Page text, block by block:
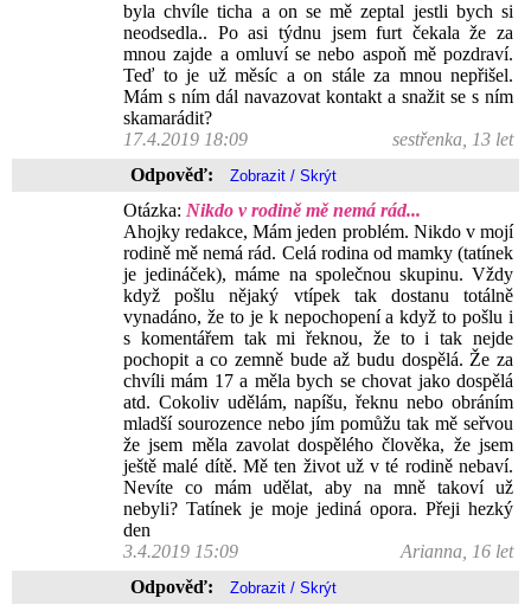
byla chvíle ticha a on se mě zeptal jestli bych si
neodsedla.. Po asi týdnu jsem furt čekala že za
mnou zajde a omluví se nebo aspoň mě pozdraví.
Teď to je už měsíc a on stále za mnou nepřišel.
Mám s ním dál navazovat kontakt a snažit se s ním
skamarádit?
17.4.2019 18:09
sestřenka, 13 let
Odpověď:
Otázka: Nikdo v rodině mě nemá rád...
Ahojky redakce, Mám jeden problém. Nikdo v mojí
rodině mě nemá rád. Celá rodina od mamky (tatínek
je jedináček), máme na společnou skupinu. Vždy
když pošlu nějaký vtípek tak dostanu totálně
vynadáno, že to je k nepochopení a když to pošlu i
s komentářem tak mi řeknou, že to i tak nejde
pochopit a co zemně bude až budu dospělá. Že za
chvíli mám 17 a měla bych se chovat jako dospělá
atd. Cokoliv udělám, napíšu, řeknu nebo obráním
mladší sourozence nebo jím pomůžu tak mě seřvou
že jsem měla zavolat dospělého člověka, že jsem
ještě malé dítě. Mě ten život už v té rodině nebaví.
Nevíte co mám udělat, aby na mně takoví už
nebyli? Tatínek je moje jediná opora. Přeji hezký
den
3.4.2019 15:09
Arianna, 16 let
Odpověď: